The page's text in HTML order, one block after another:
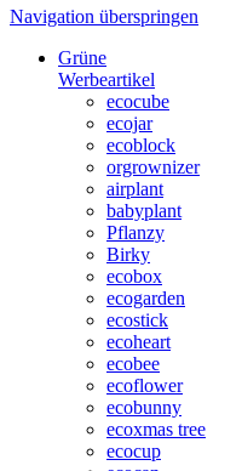
Navigation überspringen
Grüne
Werbeartikel
ecocube
ecojar
ecoblock
orgrownizer
airplant
babyplant
Pflanzy
Birky
ecobox
ecogarden
ecostick
ecoheart
ecobee
ecoflower
ecobunny
ecoxmas tree
ecocup